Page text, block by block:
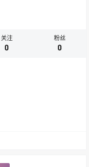
关注
0
粉丝
0